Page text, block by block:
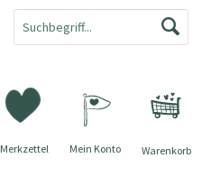
Warenkorb
Merkzettel Mein Konto